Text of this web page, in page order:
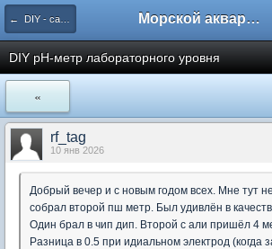
← DIY - самоделки. Схемотехника. Морской аквариум. Форумы ReefCentral.ru
DIY pH-метр лабораторного уровня
«
rf_tag
10 янв 2026
Добрый вечер и с новым годом всех. Мне тут
собрал второй пш метр. Был удивлён в
Один брал в чип дип. Второй с али пришёл 4
Разница в 0.5 при идиальном электрод (когда